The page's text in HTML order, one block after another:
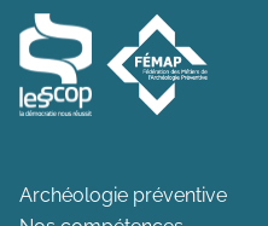
Archéologie préventive